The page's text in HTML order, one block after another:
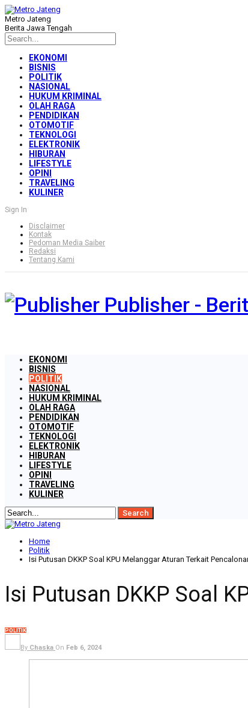
Metro Jateng
Berita Jawa Tengah
EKONOMI
BISNIS
POLITIK
NASIONAL
HUKUM KRIMINAL
OLAH RAGA
PENDIDIKAN
OTOMOTIF
TEKNOLOGI
ELEKTRONIK
HIBURAN
LIFESTYLE
OPINI
TRAVELING
KULINER
Sign In
Disclaimer
Kontak
Pedoman Media Saiber
Redaksi
Tentang Kami
Publisher -
EKONOMI
BISNIS
POLITIK
NASIONAL
HUKUM KRIMINAL
OLAH RAGA
PENDIDIKAN
OTOMOTIF
TEKNOLOGI
ELEKTRONIK
HIBURAN
LIFESTYLE
OPINI
TRAVELING
KULINER
Home
Politik
Isi Putusan DKKP Soal KPU Melanggar Aturan Terkait
Isi Putusan DKKP Soal
POLITIK
By Chaska On Feb 6, 2024